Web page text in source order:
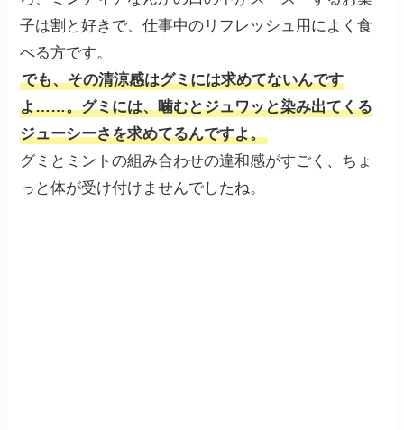
子は割と好きで、仕事中のリフレッシュ用によく食
べる方です。
でも、その清涼感はグミには求めてないんです
よ……。グミには、噛むとジュワッと染み出てくる
ジューシーさを求めてるんですよ。
グミとミントの組み合わせの違和感がすごく、ちょ
っと体が受け付けませんでしたね。